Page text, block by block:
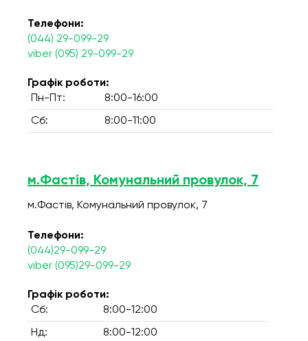
Телефони:
(044) 29-099-29
viber (095) 29-099-29
Графік роботи:
Пн-Пт:
8:00-16:00
Сб: 8:00-11:00
м.Фастів, Комунальний провулок, 7
м.Фастів, Комунальний провулок, 7
Телефони:
(044)29-099-29
viber (095)29-099-29
Графік роботи:
Сб:
8:00-12:00
Нд: 8:00-12:00